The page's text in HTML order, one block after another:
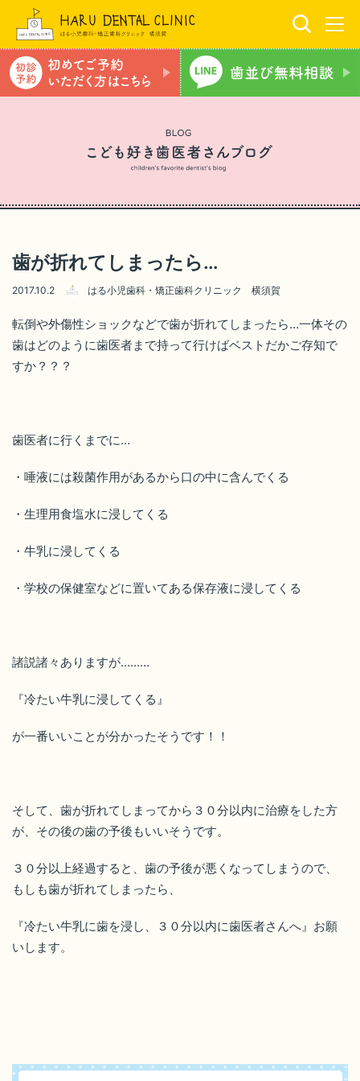
歯が折れてしまったら…
2017.10.2 はる小児歯科・矯正歯科クリニック 横須賀
転倒や外傷性ショックなどで歯が折れてしまったら…一体その
歯はどのように歯医者まで持って行けばベストだかご存知で
すか？？？
歯医者に行くまでに…
・唾液には殺菌作用があるから口の中に含んでくる
・生理用食塩水に浸してくる
・牛乳に浸してくる
・学校の保健室などに置いてある保存液に浸してくる
諸説諸々ありますが………
『冷たい牛乳に浸してくる』
が一番いいことが分かったそうです！！
そして、歯が折れてしまってから３０分以内に治療をした方
が、その後の歯の予後もいいそうです。
３０分以上経過すると、歯の予後が悪くなってしまうので、
もしも歯が折れてしまったら、
『冷たい牛乳に歯を浸し、３０分以内に歯医者さんへ』お願
いします。